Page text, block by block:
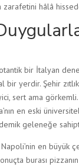
zarafetini hâlâ
bir İtalyan
bir yerdir. Şehir
sert ama
en eski
geleneğe
en büyük
burası